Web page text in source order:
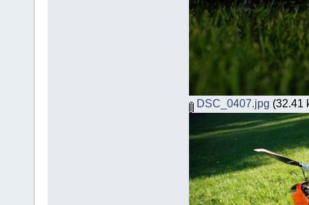
DSC_0407.jpg (32.41